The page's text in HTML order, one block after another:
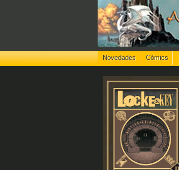
Novedades Cómics